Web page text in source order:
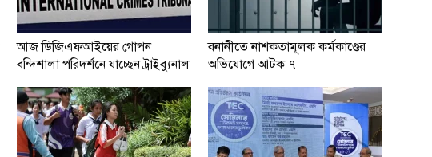
আজ ডিজিএফআইয়ের গোপন
বন্দিশালা পরিদর্শনে যাচ্ছেন ট্রাইব্যুনাল
বনানীতে নাশকতামূলক কর্মকাণ্ডের
অভিযোগে আটক ৭